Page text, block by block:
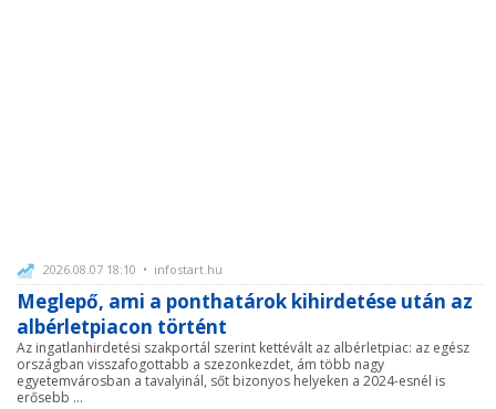
2026.08.07 18:10 • infostart.hu
Meglepő, ami a ponthatárok kihirdetése után az
albérletpiacon történt
Az ingatlanhirdetési szakportál szerint kettévált az albérletpiac: az egész
országban visszafogottabb a szezonkezdet, ám több nagy
egyetemvárosban a tavalyinál, sőt bizonyos helyeken a 2024-esnél is
erősebb ...